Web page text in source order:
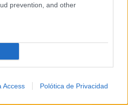
prevention, and other
Access Polótica de Privacidad